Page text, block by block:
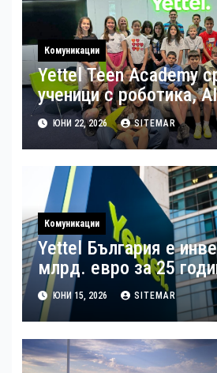
Комуникации
Yettel Teen Academy
ученици с роботика,
бизнес казуси
ЮНИ 22, 2026 SITEMAR
Комуникации
Yettel България е
млрд. евро за 25
ЮНИ 15, 2026 SITEMAR